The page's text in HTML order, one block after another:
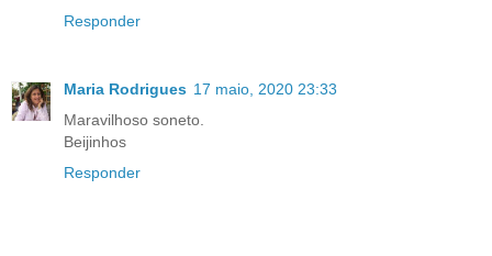
Responder
Maria Rodrigues 17 maio, 2020 23:33
Maravilhoso soneto.
Beijinhos
Responder